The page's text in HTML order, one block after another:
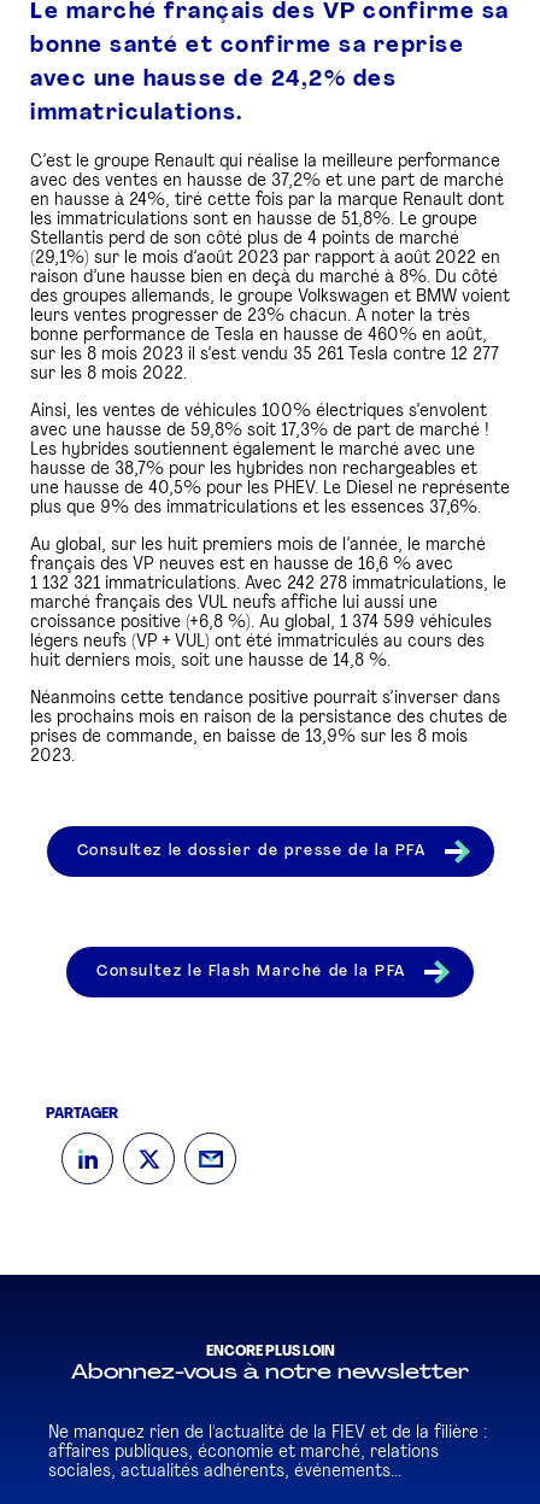
Le marché français des VP confirme sa
bonne santé et confirme sa reprise
avec une hausse de 24,2% des
immatriculations.
C’est le groupe Renault qui réalise la meilleure performance
avec des ventes en hausse de 37,2% et une part de marché
en hausse à 24%, tiré cette fois par la marque Renault dont
les immatriculations sont en hausse de 51,8%. Le groupe
Stellantis perd de son côté plus de 4 points de marché
(29,1%) sur le mois d’août 2023 par rapport à août 2022 en
raison d’une hausse bien en deçà du marché à 8%. Du côté
des groupes allemands, le groupe Volkswagen et BMW voient
leurs ventes progresser de 23% chacun. A noter la très
bonne performance de Tesla en hausse de 460% en août,
sur les 8 mois 2023 il s’est vendu 35 261 Tesla contre 12 277
sur les 8 mois 2022.
Ainsi, les ventes de véhicules 100% électriques s’envolent
avec une hausse de 59,8% soit 17,3% de part de marché !
Les hybrides soutiennent également le marché avec une
hausse de 38,7% pour les hybrides non rechargeables et
une hausse de 40,5% pour les PHEV. Le Diesel ne représente
plus que 9% des immatriculations et les essences 37,6%.
Au global, sur les huit premiers mois de l’année, le marché
français des VP neuves est en hausse de 16,6 % avec
1 132 321 immatriculations. Avec 242 278 immatriculations, le
marché français des VUL neufs affiche lui aussi une
croissance positive (+6,8 %). Au global, 1 374 599 véhicules
légers neufs (VP + VUL) ont été immatriculés au cours des
huit derniers mois, soit une hausse de 14,8 %.
Néanmoins cette tendance positive pourrait s’inverser dans
les prochains mois en raison de la persistance des chutes de
prises de commande, en baisse de 13,9% sur les 8 mois
2023.
Consultez le dossier de presse de la PFA
Consultez le Flash Marché de la PFA
PARTAGER
ENCORE PLUS LOIN
Abonnez-vous à notre newsletter
Ne manquez rien de l'actualité de la FIEV et de la filière :
affaires publiques, économie et marché, relations
sociales, actualités adhérents, événements...